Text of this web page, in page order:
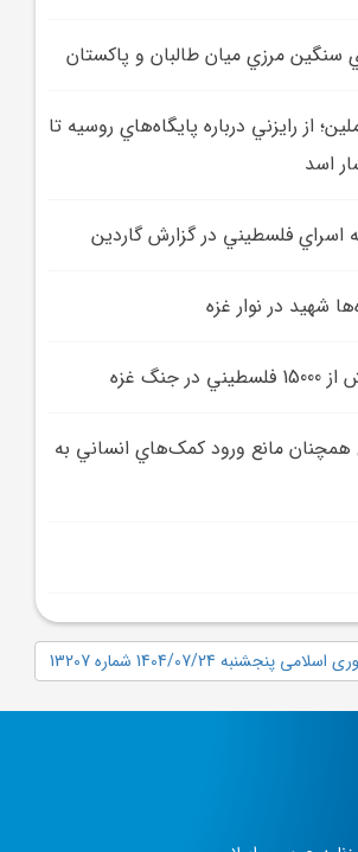
سنگين مرزي ميان طالبان و پاکستان
از رايزني درباره پايگاه‌هاي روسيه تا
اسد
فلسطيني در گزارش گاردين
شهيد در نوار غزه
جنگ غزه
همچنان مانع ورود کمک‌هاي انساني به
1404/07/24 شماره 13207